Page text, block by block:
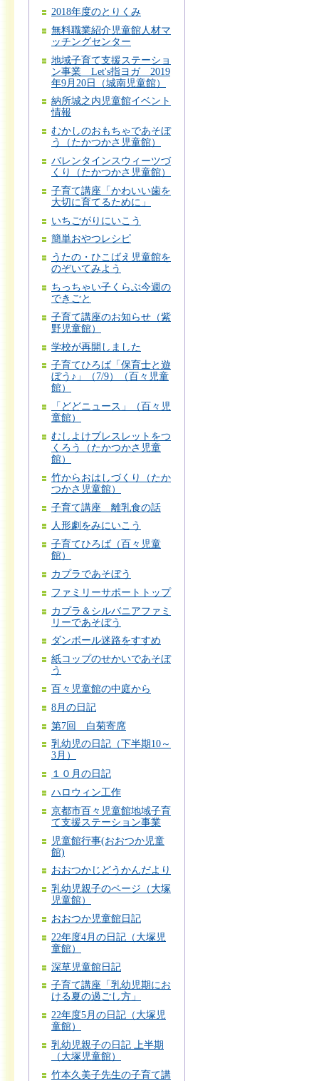
2018年度のとりくみ
無料職業紹介児童館人材マ
ッチングセンター
地域子育て支援ステーショ
ン事業 Let's指ヨガ 2019
年9月20日（城南児童館）
納所城之内児童館イベント
情報
むかしのおもちゃであそぼ
う（たかつかさ児童館）
バレンタインスウィーツづ
くり（たかつかさ児童館）
子育て講座「かわいい歯を
大切に育てるために」
いちごがりにいこう
簡単おやつレシピ
うたの・ひこばえ児童館を
のぞいてみよう
ちっちゃい子くらぶ今週の
できごと
子育て講座のお知らせ（紫
野児童館）
学校が再開しました
子育てひろば「保育士と遊
ぼう♪」（7/9）（百々児童
館）
「どどニュース」（百々児
童館）
むしよけブレスレットをつ
くろう（たかつかさ児童
館）
竹からおはしづくり（たか
つかさ児童館）
子育て講座 離乳食の話
人形劇をみにいこう
子育てひろば（百々児童
館）
カプラであそぼう
ファミリーサポートトップ
カプラ＆シルバニアファミ
リーであそぼう
ダンボール迷路をすすめ
紙コップのせかいであそぼ
う
百々児童館の中庭から
8月の日記
第7回 白菊寄席
乳幼児の日記（下半期10～
3月）
１０月の日記
ハロウィン工作
京都市百々児童館地域子育
て支援ステーション事業
児童館行事(おおつか児童
館)
おおつかじどうかんだより
乳幼児親子のページ（大塚
児童館）
おおつか児童館日記
22年度4月の日記（大塚児
童館）
深草児童館日記
子育て講座「乳幼児期にお
ける夏の過ごし方」
22年度5月の日記（大塚児
童館）
乳幼児親子の日記 上半期
（大塚児童館）
竹本久美子先生の子育て講